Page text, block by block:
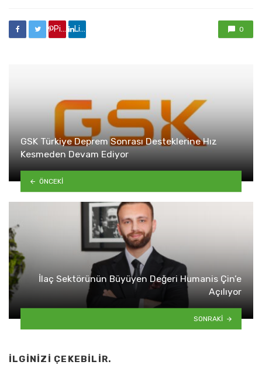
Pinterest'de paylaş Linkedin'de paylaş 0
GSK Türkiye Deprem Sonrası Desteklerine Hız
Kesmeden Devam Ediyor
ÖNCEKI
İlaç Sektörünün Büyüyen Değeri Humanis Çin’e
Açılıyor
SONRAKI
İLGINIZI ÇEKEBILIR.